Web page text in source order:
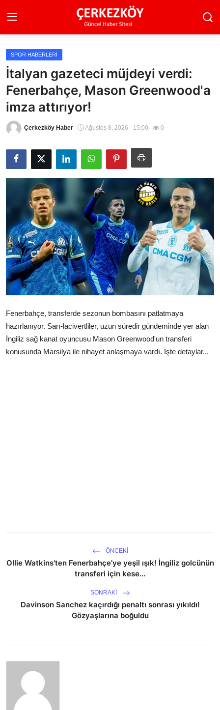
Ana Sayfa
Son Dakika
Ekonomi Haberleri
Magazin Haberleri
Spor Haberleri
Teknoloji Haberleri
Dünya Haberleri
Çerkezköy
SPOR HABERLERI
İtalyan gazeteci müjdeyi verdi:
Fenerbahçe, Mason Greenwood'a
imza attırıyor!
Çerkezköy Haber Ağustos 8, 2026 - 15:00 0
Fenerbahçe, transferde sezonun bombasını patlatmaya
hazırlanıyor. Sarı-lacivertliler, uzun süredir gündeminde yer alan
İngiliz sağ kanat oyuncusu Mason Greenwood'un transferi
konusunda Marsilya ile nihayet anlaşmaya vardı. İşte detaylar...
ÖNCEKI
Ollie Watkins'ten Fenerbahçe'ye yeşil ışık! İngiliz golcünün
transferi için kese...
SONRAKI
Davinson Sanchez kaçırdığı penaltı sonrası yıkıldı!
Gözyaşlarına boğuldu